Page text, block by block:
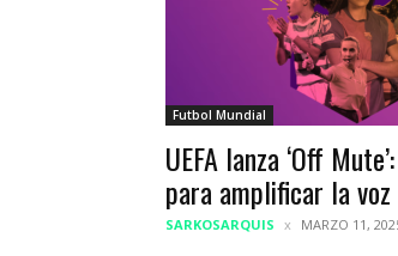
Futbol Mundial
UEFA lanza ‘Off
para amplificar la voz
SARKOSARQUIS MARZO 11,